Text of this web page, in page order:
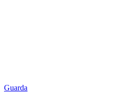
Guarda